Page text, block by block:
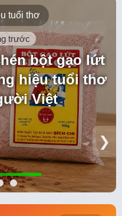
tuổi thơ
trước
bột gạo lứt
hiệu tuổi thơ
Việt
❯